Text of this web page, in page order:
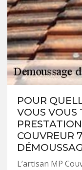
POUR
VOUS VOUS
COUVREUR
L’artisan MP